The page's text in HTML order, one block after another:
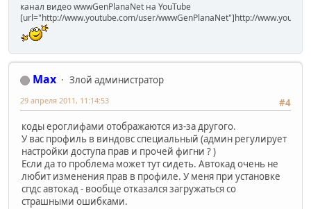
канал видео wwwGenPlanaNet на YouTube
[url="http://www.youtube.com/user/wwwGenPlanaNet"]http://
Max
Злой администратор
#4
29 апреля 2011, 11:14:53
коды ероглифами отображаются из-за другого.
У вас профиль в виндовс специальный (админ регулирует
настройки доступа прав и прочей фигни ? )
Если да то проблема может тут сидеть. Автокад очень не
любит изменения прав в профиле. У меня при установке
спдс автокад - вообще отказался загружаться со
страшными ошибками.